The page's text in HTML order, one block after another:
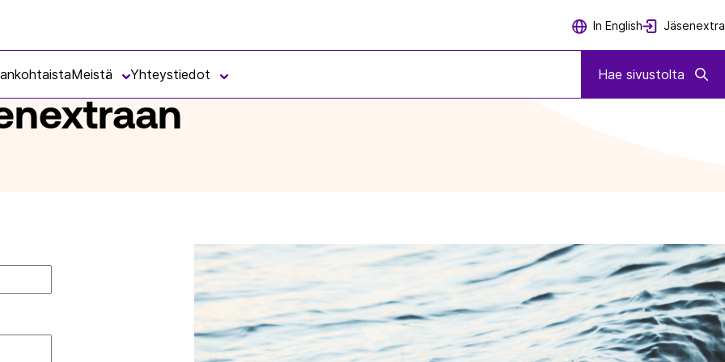
In English Jäsenextra
Meistä Yhteystiedot Hae sivustolta